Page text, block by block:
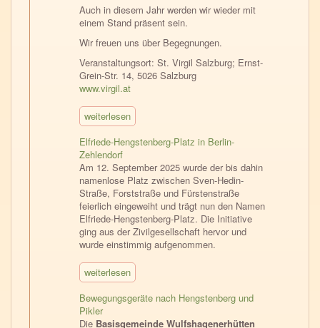
Auch in diesem Jahr werden wir wieder mit
einem Stand präsent sein.
Wir freuen uns über Begegnungen.
Veranstaltungsort: St. Virgil Salzburg; Ernst-
Grein-Str. 14, 5026 Salzburg
www.virgil.at
weiterlesen
Elfriede-Hengstenberg-Platz in Berlin-
Zehlendorf
Am 12. September 2025 wurde der bis dahin
namenlose Platz zwischen Sven-Hedin-
Straße, Forststraße und Fürstenstraße
feierlich eingeweiht und trägt nun den Namen
Elfriede-Hengstenberg-Platz. Die Initiative
ging aus der Zivilgesellschaft hervor und
wurde einstimmig aufgenommen.
weiterlesen
Bewegungsgeräte nach Hengstenberg und
Pikler
Die Basisgemeinde Wulfshagenerhütten